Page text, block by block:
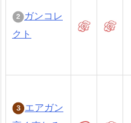
ガンコレ
クト
エアガン